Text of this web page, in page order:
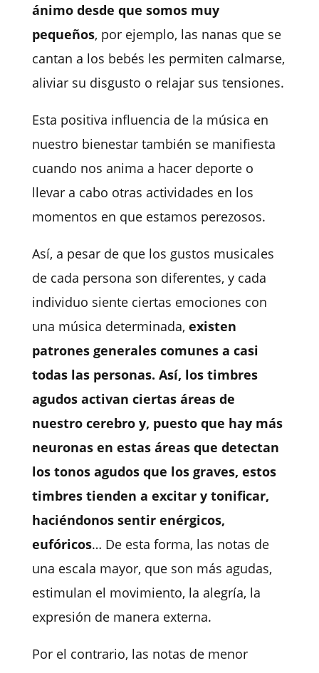
ánimo desde que somos muy
pequeños, por ejemplo, las nanas que se
cantan a los bebés les permiten calmarse,
aliviar su disgusto o relajar sus tensiones.
Esta positiva influencia de la música en
nuestro bienestar también se manifiesta
cuando nos anima a hacer deporte o
llevar a cabo otras actividades en los
momentos en que estamos perezosos.
Así, a pesar de que los gustos musicales
de cada persona son diferentes, y cada
individuo siente ciertas emociones con
una música determinada, existen
patrones generales comunes a casi
todas las personas. Así, los timbres
agudos activan ciertas áreas de
nuestro cerebro y, puesto que hay más
neuronas en estas áreas que detectan
los tonos agudos que los graves, estos
timbres tienden a excitar y tonificar,
haciéndonos sentir enérgicos,
eufóricos… De esta forma, las notas de
una escala mayor, que son más agudas,
estimulan el movimiento, la alegría, la
expresión de manera externa.
Por el contrario, las notas de menor